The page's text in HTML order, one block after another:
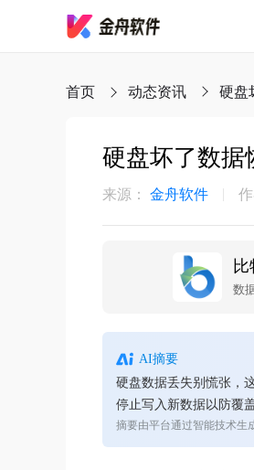
首页 动态资讯 硬盘
硬盘坏了数据
来源： 金舟软件
AI摘要
硬盘数据丢失别慌张，
停止写入新数据以防覆盖
摘要由平台通过智能技术生